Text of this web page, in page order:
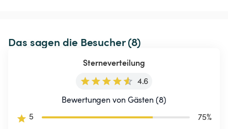
Das sagen die Besucher (8)
Sterneverteilung
4.6
Bewertungen von Gästen (8)
5
75%